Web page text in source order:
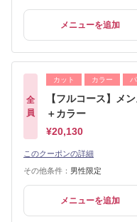
メニューを追加
全
員
カット カラー
【フルコース】メ
＋カラー
¥20,130
このクーポンの詳細
その他条件： 男性限定
メニューを追加